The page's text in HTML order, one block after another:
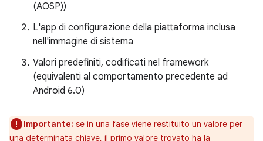
(AOSP))
L'app di configurazione della piattaforma inclusa
nell'immagine di sistema
Valori predefiniti, codificati nel framework
(equivalenti al comportamento precedente ad
Android 6.0)
Importante: se in una fase viene restituito un valore per
una determinata chiave, il primo valore trovato ha la